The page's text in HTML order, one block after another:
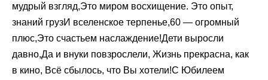
мудрый взгляд,Это миром восхищение. Это опыт,
знаний грузИ вселенское терпенье,60 — огромный
плюс,Это счастьем наслаждение!Дети выросли
давно,Да и внуки повзрослели, Жизнь прекрасна, как
в кино, Всё сбылось, что Вы хотели!С Юбилеем